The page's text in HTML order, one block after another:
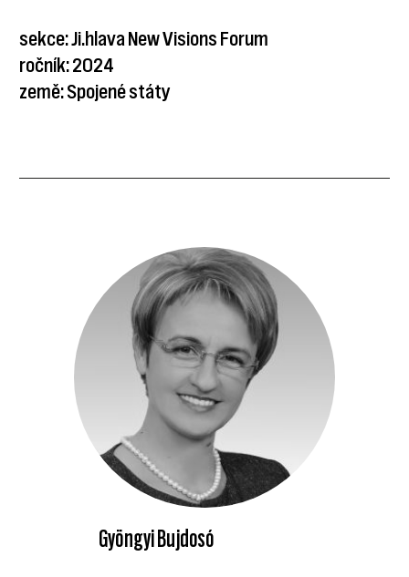
sekce: Ji.hlava New Visions Forum
ročník: 2024
země: Spojené státy
Gyöngyi Bujdosó